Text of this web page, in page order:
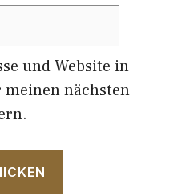
und Website in
nächsten